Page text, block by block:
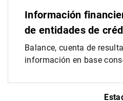
Información
de entidades de
Balance, cuenta de
información en base